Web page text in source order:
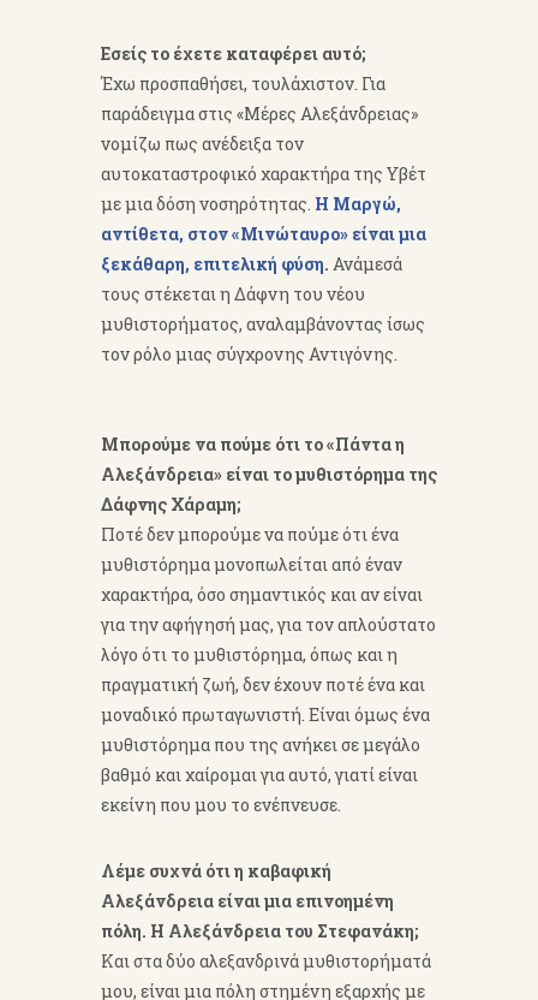
Εσείς το έχετε καταφέρει αυτό;
Έχω προσπαθήσει, τουλάχιστον. Για
παράδειγμα στις «Μέρες Αλεξάνδρειας»
νομίζω πως ανέδειξα τον
αυτοκαταστροφικό χαρακτήρα της Υβέτ
με μια δόση νοσηρότητας. Η Μαργώ,
αντίθετα, στον «Μινώταυρο» είναι μια
ξεκάθαρη, επιτελική φύση. Ανάμεσά
τους στέκεται η Δάφνη του νέου
μυθιστορήματος, αναλαμβάνοντας ίσως
τον ρόλο μιας σύγχρονης Αντιγόνης.
Μπορούμε να πούμε ότι το «Πάντα η
Αλεξάνδρεια» είναι το μυθιστόρημα της
Δάφνης Χάραμη;
Ποτέ δεν μπορούμε να πούμε ότι ένα
μυθιστόρημα μονοπωλείται από έναν
χαρακτήρα, όσο σημαντικός και αν είναι
για την αφήγησή μας, για τον απλούστατο
λόγο ότι το μυθιστόρημα, όπως και η
πραγματική ζωή, δεν έχουν ποτέ ένα και
μοναδικό πρωταγωνιστή. Είναι όμως ένα
μυθιστόρημα που της ανήκει σε μεγάλο
βαθμό και χαίρομαι για αυτό, γιατί είναι
εκείνη που μου το ενέπνευσε.
Λέμε συχνά ότι η καβαφική
Αλεξάνδρεια είναι μια επινοημένη
πόλη. Η Αλεξάνδρεια του Στεφανάκη;
Και στα δύο αλεξανδρινά μυθιστορήματά
μου, είναι μια πόλη στημένη εξαρχής με